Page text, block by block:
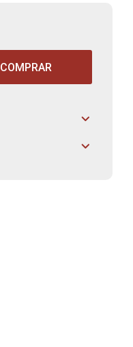
COMPRAR